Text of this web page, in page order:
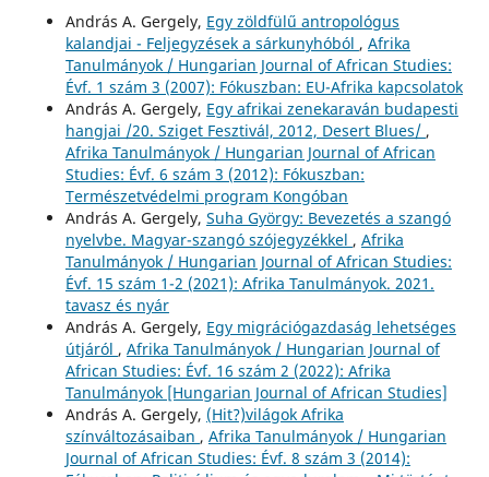
András A. Gergely, Egy zöldfülű antropológus
kalandjai - Feljegyzések a sárkunyhóból , Afrika
Tanulmányok / Hungarian Journal of African Studies:
Évf. 1 szám 3 (2007): Fókuszban: EU-Afrika kapcsolatok
András A. Gergely, Egy afrikai zenekaraván budapesti
hangjai /20. Sziget Fesztivál, 2012, Desert Blues/ ,
Afrika Tanulmányok / Hungarian Journal of African
Studies: Évf. 6 szám 3 (2012): Fókuszban:
Természetvédelmi program Kongóban
András A. Gergely, Suha György: Bevezetés a szangó
nyelvbe. Magyar-szangó szójegyzékkel , Afrika
Tanulmányok / Hungarian Journal of African Studies:
Évf. 15 szám 1-2 (2021): Afrika Tanulmányok. 2021.
tavasz és nyár
András A. Gergely, Egy migrációgazdaság lehetséges
útjáról , Afrika Tanulmányok / Hungarian Journal of
African Studies: Évf. 16 szám 2 (2022): Afrika
Tanulmányok [Hungarian Journal of African Studies]
András A. Gergely, (Hit?)világok Afrika
színváltozásaiban , Afrika Tanulmányok / Hungarian
Journal of African Studies: Évf. 8 szám 3 (2014):